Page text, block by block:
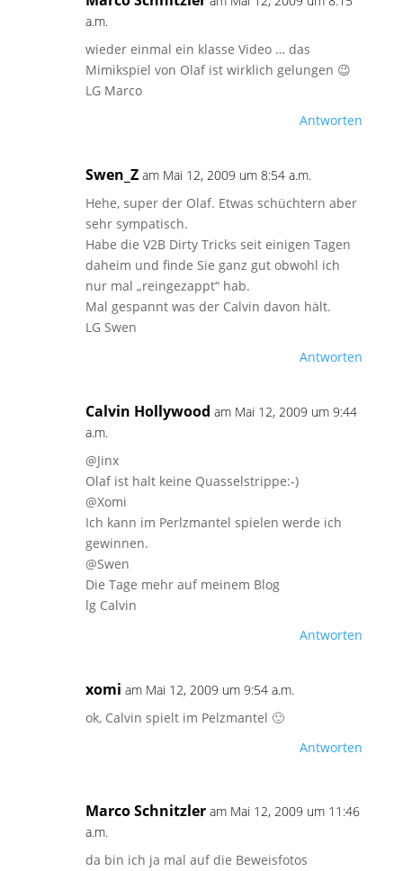
a.m.
wieder einmal ein klasse Video … das
Mimikspiel von Olaf ist wirklich gelungen 😉
LG Marco
Antworten
Swen_Z am Mai 12, 2009 um 8:54 a.m.
Hehe, super der Olaf. Etwas schüchtern aber
sehr sympatisch.
Habe die V2B Dirty Tricks seit einigen Tagen
daheim und finde Sie ganz gut obwohl ich
nur mal „reingezappt“ hab.
Mal gespannt was der Calvin davon hält.
LG Swen
Antworten
Calvin Hollywood am Mai 12, 2009 um 9:44
a.m.
@Jinx
Olaf ist halt keine Quasselstrippe:-)
@Xomi
Ich kann im Perlzmantel spielen werde ich
gewinnen.
@Swen
Die Tage mehr auf meinem Blog
lg Calvin
Antworten
xomi am Mai 12, 2009 um 9:54 a.m.
ok, Calvin spielt im Pelzmantel 🙂
Antworten
Marco Schnitzler am Mai 12, 2009 um 11:46
a.m.
da bin ich ja mal auf die Beweisfotos